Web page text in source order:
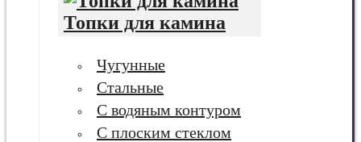
Топки для камина
Чугунные
Стальные
С водяным контуром
С плоским стеклом